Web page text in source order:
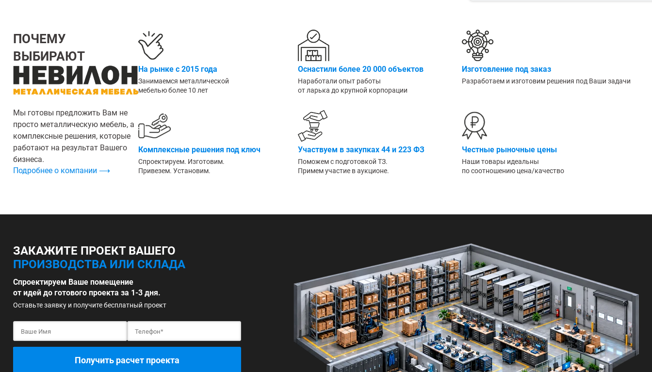
ПОЧЕМУ
ВЫБИРАЮТ
Мы готовы предложить Вам не
просто металлическую мебель, а
комплексные решения, которые
работают на результат Вашего
бизнеса.
Подробнее о компании ⟶
На рынке с 2015 года
Занимаемся металлической
мебелью более 10 лет
Оснастили более 20 000 объектов
Наработали опыт работы
от ларька до крупной корпорации
Изготовление под заказ
Разработаем и изготовим решения под Ваши задачи
Комплексные решения под ключ
Спроектируем. Изготовим.
Привезем. Установим.
Участвуем в закупках 44 и 223 ФЗ
Поможем с подготовкой ТЗ.
Примем участие в аукционе.
Честные рыночные цены
Наши товары идеальны
по соотношению цена/качество
ЗАКАЖИТЕ ПРОЕКТ ВАШЕГО
ПРОИЗВОДСТВА ИЛИ СКЛАДА
Спроектируем Ваше помещение
от идей до готового проекта за 1-3 дня.
Оставьте заявку и получите бесплатный проект
Получить расчет проекта